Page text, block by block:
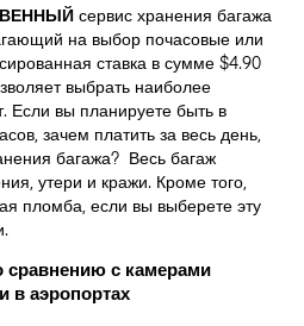
сервис хранения багажа
на выбор почасовые или
ставка в сумме $4.90
выбрать наиболее
Если вы планируете быть в
зачем платить за весь день,
багажа? Весь багаж
утери и кражи. Кроме того,
пломба, если вы выберете эту
с камерами
в аэропортах